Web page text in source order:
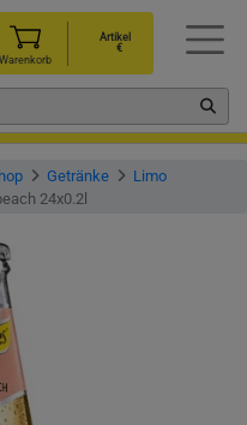
Warenkorb
Artikel
€
Getränke
Limo
24x0.2l